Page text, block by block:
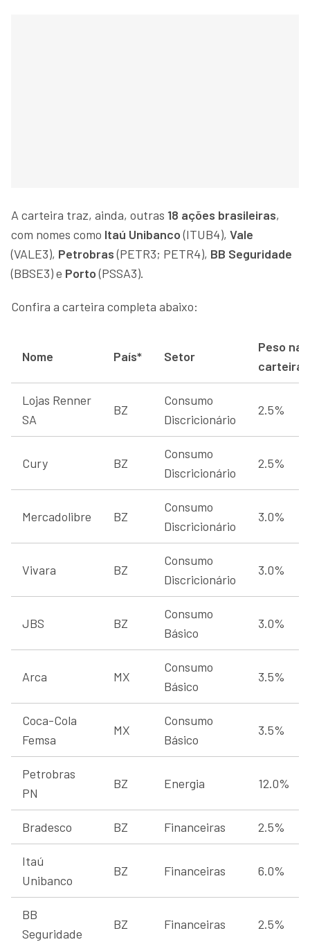
A carteira traz, ainda, outras 18 ações brasileiras,
com nomes como Itaú Unibanco(ITUB4), Vale
(VALE3), Petrobras(PETR3; PETR4), BB Seguridade
(BBSE3) e Porto(PSSA3).
Confira a carteira completa abaixo:
Nome País* Setor
Peso na
carteira
Lojas Renner
SA
BZ
Consumo
Discricionário
2.5%
Cury BZ
Consumo
Discricionário
2.5%
Mercadolibre BZ
Consumo
Discricionário
3.0%
Vivara BZ
Consumo
Discricionário
3.0%
JBS BZ
Consumo
Básico
3.0%
Arca MX
Consumo
Básico
3.5%
Coca-Cola
Femsa
MX
Consumo
Básico
3.5%
Petrobras
PN
BZ Energia 12.0%
Bradesco BZ Financeiras 2.5%
Itaú
Unibanco
BZ Financeiras 6.0%
BB
Seguridade
BZ Financeiras 2.5%